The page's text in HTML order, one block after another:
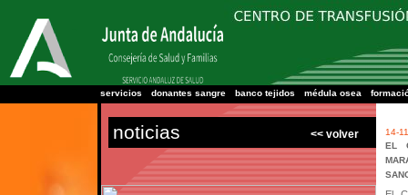
Centro Regional de
servicios donantes sangre banco tejidos médula osea